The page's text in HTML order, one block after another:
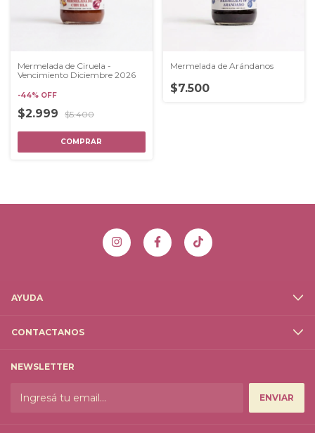
Mermelada de Ciruela -
Vencimiento Diciembre 2026
-44% OFF
$2.999 $5.400
Mermelada de Arándanos
$7.500
AYUDA
CONTACTANOS
NEWSLETTER